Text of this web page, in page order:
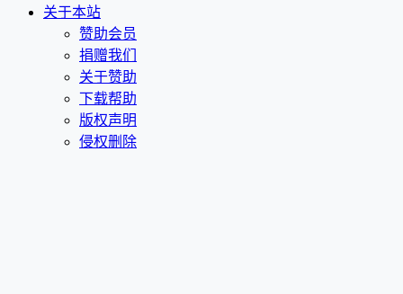
关于本站
赞助会员
捐赠我们
关于赞助
下载帮助
版权声明
侵权删除